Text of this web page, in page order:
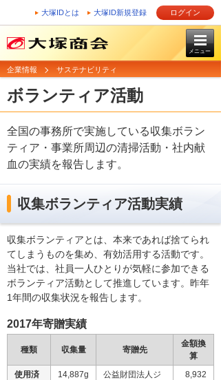
大塚IDとは 大塚ID新規登録 ログイン
メニュー
企業情報 サステナビリティ
ボランティア活動
全国の事務所で実施している収集ボラン
ティア・事業所周辺の清掃活動・社内献
血の実績を報告します。
収集ボランティア活動実績
収集ボランティアとは、本来であれば捨てられ
てしまうものを集め、有効活用する活動です。
当社では、社員一人ひとりが気軽に参加できる
ボランティア活動として推進しています。昨年
1年間の収集状況を報告します。
2017年寄贈実績
種類 収集量 寄贈先
金額換
算
使用済
14,887g
公益財団法人ジ
8,932